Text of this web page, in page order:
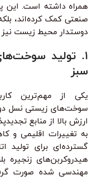
همراه داشته است. این
صنعتی کمک کرده‌اند،
دوستدار محیط زیست نیز
۱. تولید
سبز
یکی از مهم‌ترین
سوخت‌های زیستی نسل
ارزش بالا از منابع
به تغییرات اقلیمی و
گسترده‌ای برای تولید
هیدروکربن‌های زنجیره
مهندسی شده صورت